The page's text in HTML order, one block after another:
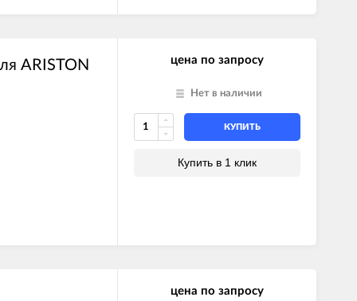
ARISTON цена по запросу
Нет в наличии
КУПИТЬ
Купить в 1 клик
цена по запросу